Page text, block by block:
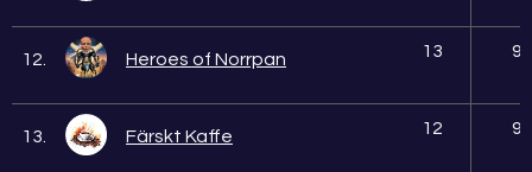
12. Heroes of Norrpan 13 9
13. Färskt Kaffe 12 9